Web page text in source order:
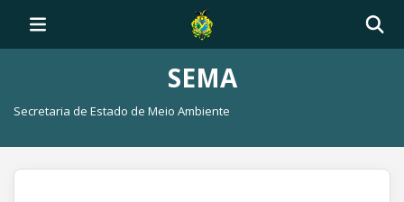
SEMA
Secretaria de Estado de Meio Ambiente